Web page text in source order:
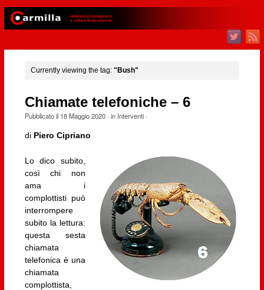
Currently viewing the tag: "Bush"
Chiamate telefoniche – 6
Pubblicato il 18 Maggio 2020· in Interventi·
di Piero Cipriano
Lo dico subito,
così chi non
ama i
complottisti può
interrompere
subito la lettura:
questa sesta
chiamata
telefonica è una
chiamata
complottista,